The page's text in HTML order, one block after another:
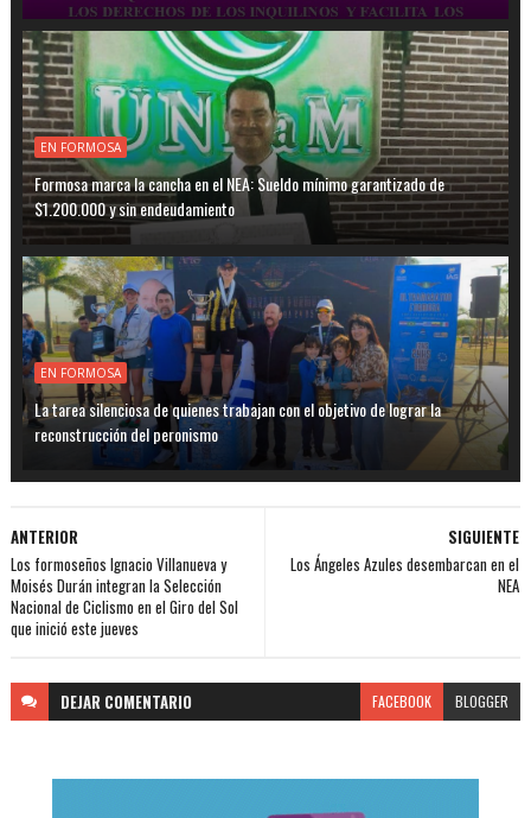
EN FORMOSA
Formosa marca la cancha en el NEA: Sueldo mínimo garantizado de
$1.200.000 y sin endeudamiento
EN FORMOSA
La tarea silenciosa de quienes trabajan con el objetivo de lograr la
reconstrucción del peronismo
SIGUIENTE
Los Ángeles Azules desembarcan en el
NEA
ANTERIOR
Los formoseños Ignacio Villanueva y
Moisés Durán integran la Selección
Nacional de Ciclismo en el Giro del Sol
que inició este jueves
DEJAR COMENTARIO FACEBOOK BLOGGER